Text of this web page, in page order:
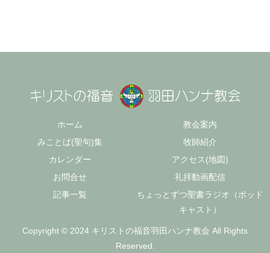
ホーム
教会案内
みことば(聖句)集
牧師紹介
カレンダー
アクセス(地図)
お問合せ
礼拝動画配信
記事一覧
ちょっとずつ聖書ラジオ（ポッド
キャスト）
Copyright © 2024 キリストの福音羽田ハンナ教会 All Rights
Reserved.